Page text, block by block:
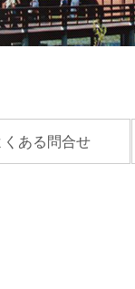
くある問合せ